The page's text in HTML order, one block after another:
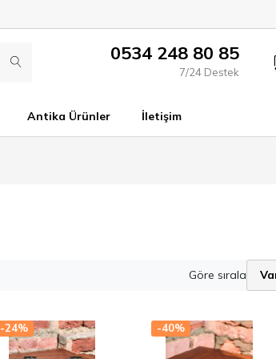
0534 248 80 85
7/24 Destek
Antika Ürünler İletişim
Göre sırala
-24% -40%